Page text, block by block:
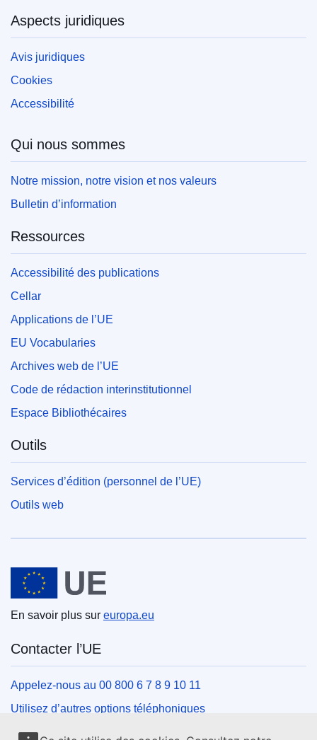
Aspects juridiques
Avis juridiques
Cookies
Accessibilité
Qui nous sommes
Notre mission, notre vision et nos valeurs
Bulletin d’information
Ressources
Accessibilité des publications
Cellar
Applications de l’UE
EU Vocabularies
Archives web de l’UE
Code de rédaction interinstitutionnel
Espace Bibliothécaires
Outils
Services d’édition (personnel de l’UE)
Outils web
Union européenne
En savoir plus sur europa.eu
Contacter l’UE
Appelez-nous au 00 800 6 7 8 9 10 11
Utilisez d’autres options téléphoniques
Écrivez-nous au moyen de notre formulaire de contact